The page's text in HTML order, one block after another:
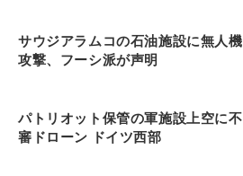
サウジアラムコの石油施設に無人機
攻撃、フーシ派が声明
パトリオット保管の軍施設上空に不
審ドローン ドイツ西部